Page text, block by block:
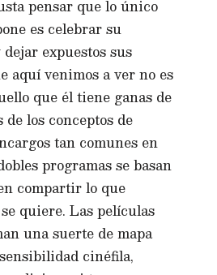
pensar que lo único
es celebrar su
expuestos sus
aquí venimos a ver no es
que él tiene ganas de
de los conceptos de
tan comunes en
programas se basan
compartir lo que
quiere. Las películas
una suerte de mapa
cinéfila,